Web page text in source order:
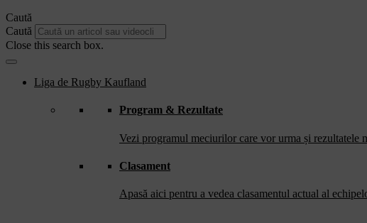
Caută
Caută
Close this search box.
Liga de Rugby Kaufland
Program & Rezultate
Vezi programul meciurilor care vor urma și rezultatele
Clasament
Apasă aici pentru a vedea clasamentul actual al